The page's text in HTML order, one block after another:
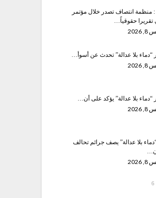
منظمة انتصاف تصدر خلال مؤتمر
حقوقياً…
“دماء بلا عدالة” تحدث عن أسوأ…
“دماء بلا عدالة” يؤكد على أن…
بلا عدالة” يصف جرائم تحالف